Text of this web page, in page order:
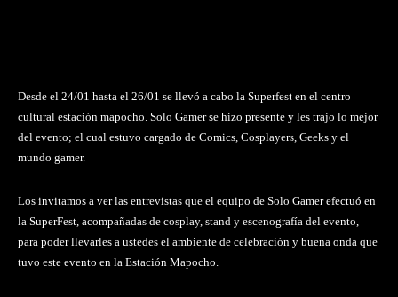
Desde el 24/01 hasta el 26/01 se llevó a cabo la Superfest en el centro
cultural estación mapocho. Solo Gamer se hizo presente y les trajo lo mejor
del evento; el cual estuvo cargado de Comics, Cosplayers, Geeks y el
mundo gamer.
Los invitamos a ver las entrevistas que el equipo de Solo Gamer efectuó en
la SuperFest, acompañadas de cosplay, stand y escenografía del evento,
para poder llevarles a ustedes el ambiente de celebración y buena onda que
tuvo este evento en la Estación Mapocho.